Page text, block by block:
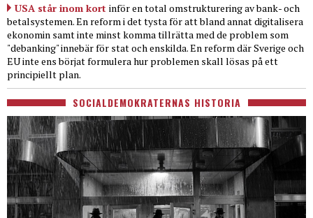
USA står inom kort inför en total omstrukturering av bank- och
betalsystemen. En reform i det tysta för att bland annat digitalisera
ekonomin samt inte minst komma tillrätta med de problem som
"debanking" innebär för stat och enskilda. En reform där Sverige och
EU inte ens börjat formulera hur problemen skall lösas på ett
principiellt plan.
SOCIALDEMOKRATERNAS HISTORIA